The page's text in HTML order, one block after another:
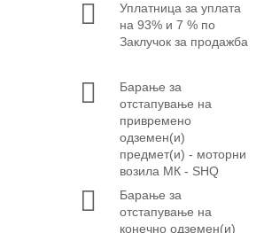
Уплатница за уплата
на 93% и 7 % по
Заклучок за продажба
Барање за
отстапување на
привремено
одземен(и)
предмет(и) - моторни
возила МК - SHQ
Барање за
отстапување на
конечно одземен(и)